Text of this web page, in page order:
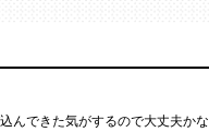
んできた気がするので大丈夫か